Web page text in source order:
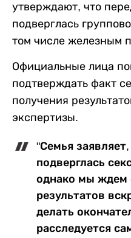
утверждают, что
подверглась
том числе железным
Официальные лица
подтверждать факт
получения
экспертизы.
"Семья
подверглась
однако мы ждем
результатов
делать
расследуется